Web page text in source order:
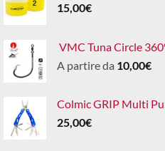
15,00€
VMC Tuna Circle
A partire da 10,00€
Colmic GRIP Multi
25,00€